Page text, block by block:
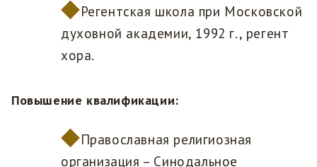
Регентская школа при Московской
духовной академии, 1992 г., регент
хора.
Повышение квалификации:
Православная религиозная
организация – Синодальное